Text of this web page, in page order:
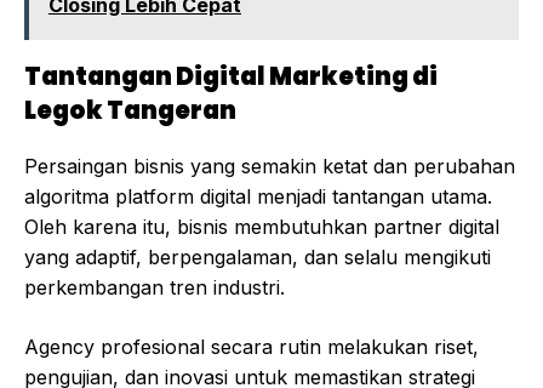
Closing Lebih Cepat
Tantangan Digital Marketing di
Legok Tangeran
Persaingan bisnis yang semakin ketat dan perubahan
algoritma platform digital menjadi tantangan utama.
Oleh karena itu, bisnis membutuhkan partner digital
yang adaptif, berpengalaman, dan selalu mengikuti
perkembangan tren industri.
Agency profesional secara rutin melakukan riset,
pengujian, dan inovasi untuk memastikan strategi